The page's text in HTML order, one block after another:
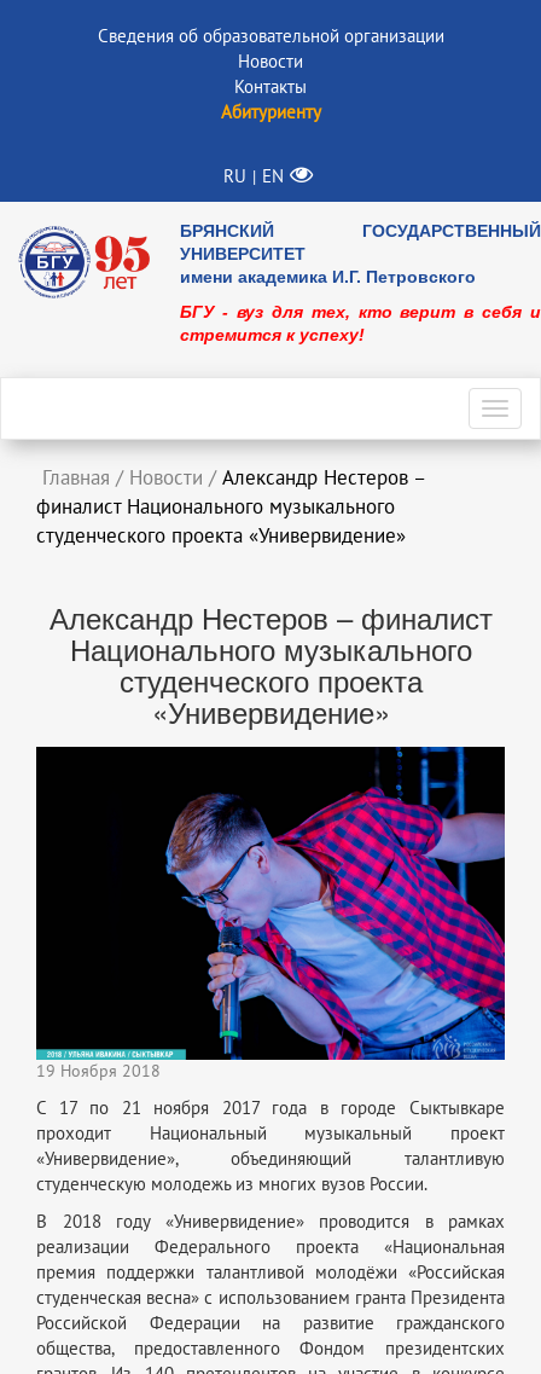
Сведения об образовательной организации
Новости
Контакты
Абитуриенту
RU | EN
БРЯНСКИЙ ГОСУДАРСТВЕННЫЙ
УНИВЕРСИТЕТ
имени академика И.Г. Петровского
БГУ - вуз для тех, кто верит в себя и
стремится к успеху!
Главная / Новости / Александр Нестеров –
финалист Национального музыкального
студенческого проекта «Универвидение»
Александр Нестеров – финалист
Национального музыкального
студенческого проекта
«Универвидение»
19 Ноября 2018
С 17 по 21 ноября 2017 года в городе Сыктывкаре
проходит Национальный музыкальный проект
«Универвидение», объединяющий талантливую
студенческую молодежь из многих вузов России.
В 2018 году «Универвидение» проводится в рамках
реализации Федерального проекта «Национальная
премия поддержки талантливой молодёжи «Российская
студенческая весна» с использованием гранта Президента
Российской Федерации на развитие гражданского
общества, предоставленного Фондом президентских